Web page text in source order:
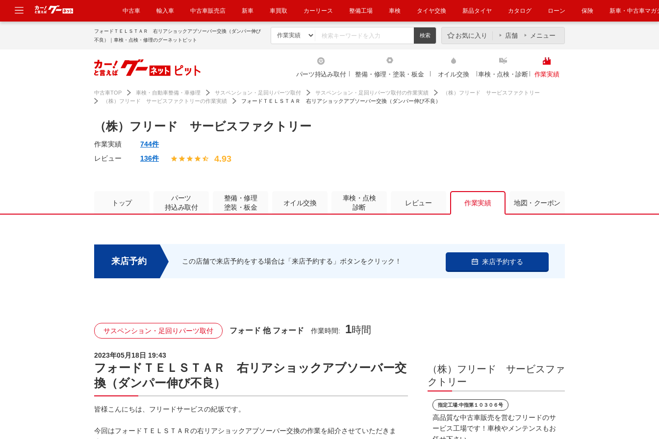
中古車 輸入車 中古車販売店 新車 車買取 カーリース 整備工場 車検 タイヤ交換 新品タイヤ カタログ ローン 保険 新車・中古車マガ
フォードＴＥＬＳＴＡＲ 右リアショックアブソーバー交換（ダンパー伸び
不良）｜車検・点検・修理のグーネットピット
お気に入り 店舗 メニュー
パーツ持込み取付 整備・修理・塗装・板金 オイル交換 車検・点検・診断 作業実績
中古車TOP 車検・自動車整備・車修理 サスペンション・足回りパーツ取付 サスペンション・足回りパーツ取付の作業実績
（株）フリード サービスファクトリー
（株）フリード サービスファクトリーの作業実績
フォードＴＥＬＳＴＡＲ 右リアショックアブソーバー交換（ダンパー伸び不良）
（株）フリード サービスファクトリー
作業実績
744件
レビュー
136件 4.93
トップ
パーツ
持込み取付
整備・修理
塗装・板金
オイル交換
車検・点検
診断
レビュー 作業実績 地図・クーポン
来店予約 この店舗で来店予約をする場合は「来店予約する」ボタンをクリック！ 来店予約する
サスペンション・足回りパーツ取付 フォード 他 フォード 作業時間: 1時間
2023年05月18日 19:43
フォードＴＥＬＳＴＡＲ 右リアショックアブソーバー交
換（ダンパー伸び不良）
皆様こんにちは、フリードサービスの紀坂です。
今回はフォードＴＥＬＳＴＡＲの右リアショックアブソーバー交換の作業を紹介させていただきま
（株）フリード サービスファ
クトリー
指定工場:中指第１０３０６号
高品質な中古車販売を営むフリードのサ
ービス工場です！車検やメンテンスもお